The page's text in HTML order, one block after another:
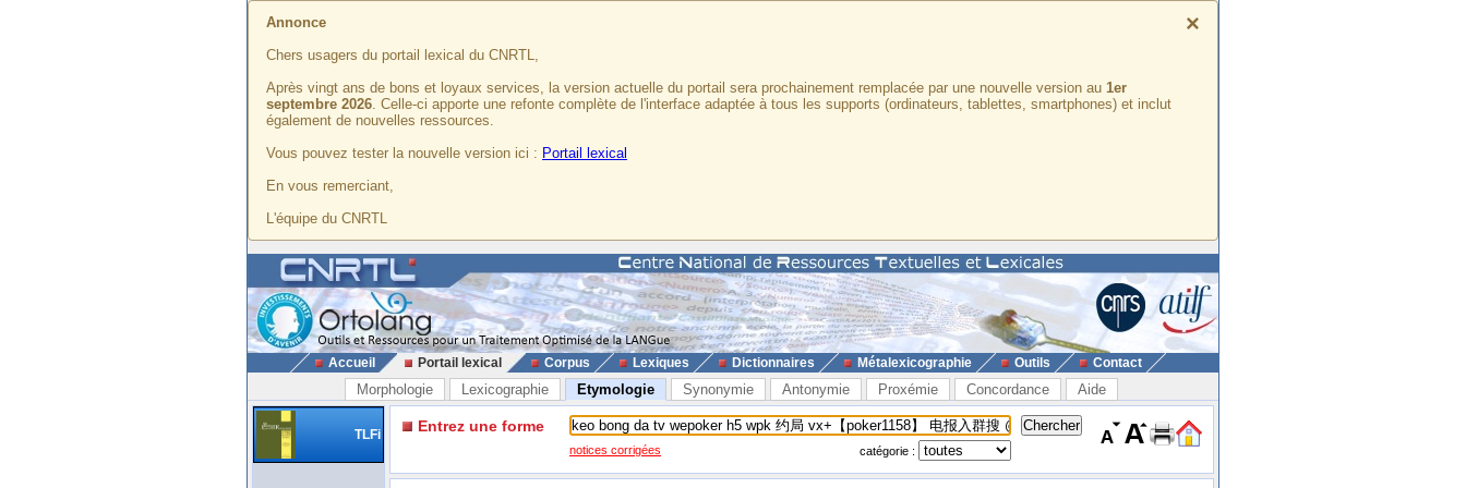
×
Annonce
Chers usagers du portail lexical du CNRTL,
Après vingt ans de bons et loyaux services, la version actuelle du portail sera prochainement remplacée par une nouvelle version au 1er
septembre 2026. Celle-ci apporte une refonte complète de l'interface adaptée à tous les supports (ordinateurs, tablettes, smartphones) et inclut
également de nouvelles ressources.
Vous pouvez tester la nouvelle version ici : Portail lexical
En vous remerciant,
L'équipe du CNRTL
Accueil Portail lexical Corpus Lexiques Dictionnaires Métalexicographie Outils Contact
Morphologie Lexicographie Etymologie Synonymie Antonymie Proxémie Concordance Aide
TLFi Entrez une forme
notices corrigées catégorie :